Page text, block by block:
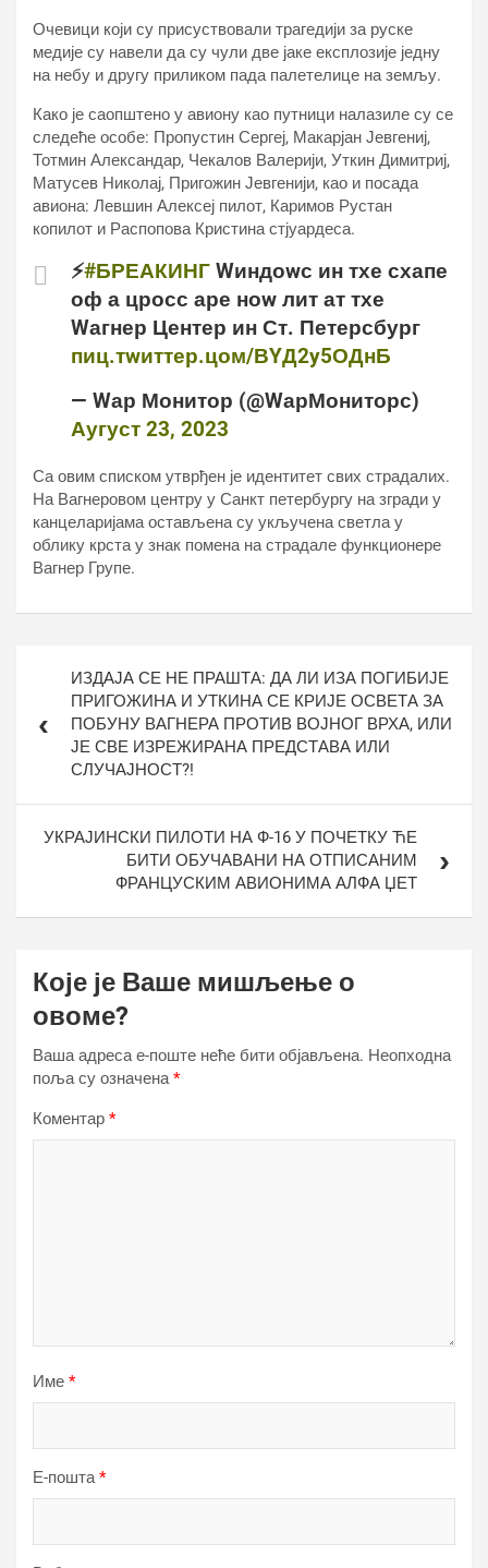
Очевици који су присуствовали трагедији за руске
медије су навели да су чули две јаке експлозије једну
на небу и другу приликом пада палетелице на земљу.
Како је саопштено у авиону као путници налазиле су се
следеће особе: Пропустин Сергеј, Макарјан Јевгениј,
Тотмин Александар, Чекалов Валерији, Уткин Димитриј,
Матусев Николај, Пригожин Јевгенији, као и посада
авиона: Левшин Алексеј пилот, Каримов Рустан
копилот и Распопова Кристина стјуардеса.
⚡️#БРЕАКИНГ Wиндоwс ин тхе схапе
оф а цросс аре ноw лит ат тхе
Wагнер Центер ин Ст. Петерсбург
пиц.тwиттер.цом/ВYД2y5ОДнБ
— Wар Монитор (@WарМониторс)
Аугуст 23, 2023
Са овим списком утврђен је идентитет свих страдалих.
На Вагнеровом центру у Санкт петербургу на згради у
канцеларијама остављена су укључена светла у
облику крста у знак помена на страдале функционере
Вагнер Групе.
чланкаИЗДАЈА СЕ НЕ ПРАШТА: ДА ЛИ ИЗА ПОГИБИЈЕ
ПРИГОЖИНА И УТКИНА СЕ КРИЈЕ ОСВЕТА ЗА
ПОБУНУ ВАГНЕРА ПРОТИВ ВОЈНОГ ВРХА, ИЛИ
ЈЕ СВЕ ИЗРЕЖИРАНА ПРЕДСТАВА ИЛИ
СЛУЧАЈНОСТ?!
УКРАЈИНСКИ ПИЛОТИ НА Ф-16 У ПОЧЕТКУ ЋЕ
БИТИ ОБУЧАВАНИ НА ОТПИСАНИМ
ФРАНЦУСКИМ АВИОНИМА АЛФА ЏЕТ
Које је Ваше мишљење о
овоме?
Ваша адреса е-поште неће бити објављена. Неопходна
поља су означена*
Коментар *
Име *
Е-пошта*